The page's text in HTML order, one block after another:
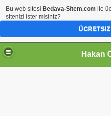
Hakan
Bu web sitesi Bedava-Sitem.com ile
sitenizi ister misiniz?